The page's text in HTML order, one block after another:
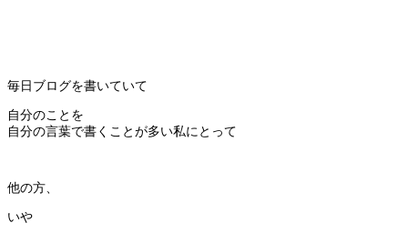
毎日ブログを書いていて
自分のことを
自分の言葉で書くことが多い私にとって
他の方、
いや